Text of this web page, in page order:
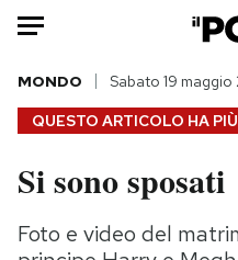
HOME
Italia
Politica
QUESTO ARTICOLO HA
MONDO Sabato 19 maggio
Si sono sposati
Foto e video del